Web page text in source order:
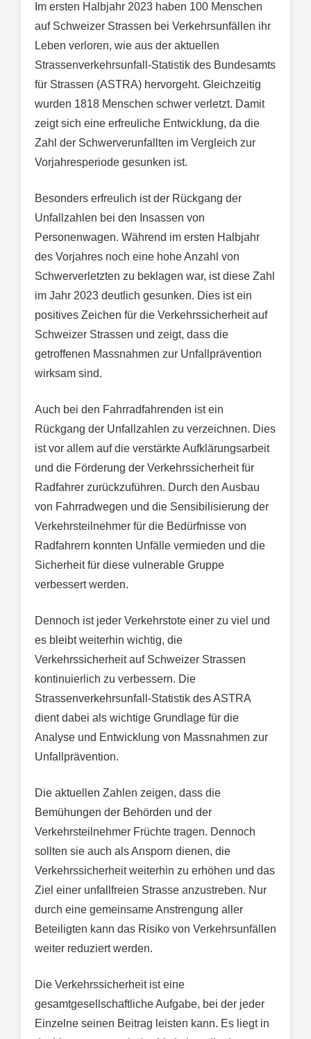
Im ersten Halbjahr 2023 haben 100 Menschen
auf Schweizer Strassen bei Verkehrsunfällen ihr
Leben verloren, wie aus der aktuellen
Strassenverkehrsunfall-Statistik des Bundesamts
für Strassen (ASTRA) hervorgeht. Gleichzeitig
wurden 1818 Menschen schwer verletzt. Damit
zeigt sich eine erfreuliche Entwicklung, da die
Zahl der Schwerverunfallten im Vergleich zur
Vorjahresperiode gesunken ist.
Besonders erfreulich ist der Rückgang der
Unfallzahlen bei den Insassen von
Personenwagen. Während im ersten Halbjahr
des Vorjahres noch eine hohe Anzahl von
Schwerverletzten zu beklagen war, ist diese Zahl
im Jahr 2023 deutlich gesunken. Dies ist ein
positives Zeichen für die Verkehrssicherheit auf
Schweizer Strassen und zeigt, dass die
getroffenen Massnahmen zur Unfallprävention
wirksam sind.
Auch bei den Fahrradfahrenden ist ein
Rückgang der Unfallzahlen zu verzeichnen. Dies
ist vor allem auf die verstärkte Aufklärungsarbeit
und die Förderung der Verkehrssicherheit für
Radfahrer zurückzuführen. Durch den Ausbau
von Fahrradwegen und die Sensibilisierung der
Verkehrsteilnehmer für die Bedürfnisse von
Radfahrern konnten Unfälle vermieden und die
Sicherheit für diese vulnerable Gruppe
verbessert werden.
Dennoch ist jeder Verkehrstote einer zu viel und
es bleibt weiterhin wichtig, die
Verkehrssicherheit auf Schweizer Strassen
kontinuierlich zu verbessern. Die
Strassenverkehrsunfall-Statistik des ASTRA
dient dabei als wichtige Grundlage für die
Analyse und Entwicklung von Massnahmen zur
Unfallprävention.
Die aktuellen Zahlen zeigen, dass die
Bemühungen der Behörden und der
Verkehrsteilnehmer Früchte tragen. Dennoch
sollten sie auch als Ansporn dienen, die
Verkehrssicherheit weiterhin zu erhöhen und das
Ziel einer unfallfreien Strasse anzustreben. Nur
durch eine gemeinsame Anstrengung aller
Beteiligten kann das Risiko von Verkehrsunfällen
weiter reduziert werden.
Die Verkehrssicherheit ist eine
gesamtgesellschaftliche Aufgabe, bei der jeder
Einzelne seinen Beitrag leisten kann. Es liegt in